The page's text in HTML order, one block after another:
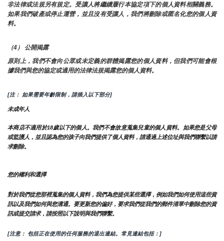
非法律或法規另有規定。受讓人將繼續履行本協定項下的個人資料相關義務。
如果我們破產或停止運營，並且沒有受讓人，我們將刪除或匿名化您的個人資
料。
（4） 公開揭露
原則上，我們不會向公眾或未定義的群體揭露您的個人資料，但我們可能會根
據我們與您的協定或適用的法律法規揭露您的個人資料。
[注： 如果需要年齡限制，請插入以下部分]
未成年人
本商店不適用於18歲以下的個人。我們不會故意蒐集兒童的個人資料。如果您是父母
或監護人，並且認為您的孩子向我們提供了個人資料，請通過上述位址與我們聯繫以請
求刪除。
您的權利和選擇
對於我們從您那裡蒐集的個人資料，我們為您提供某些選擇，例如我們如何使用這些資
訊以及我們如何與您溝通。要更新您的偏好，要求我們從我們的郵件清單中刪除您的資
訊或提交請求，請按照以下說明與我們聯繫。
[注意： 包括正在使用的任何服務的退出連結。常見連結包括：]